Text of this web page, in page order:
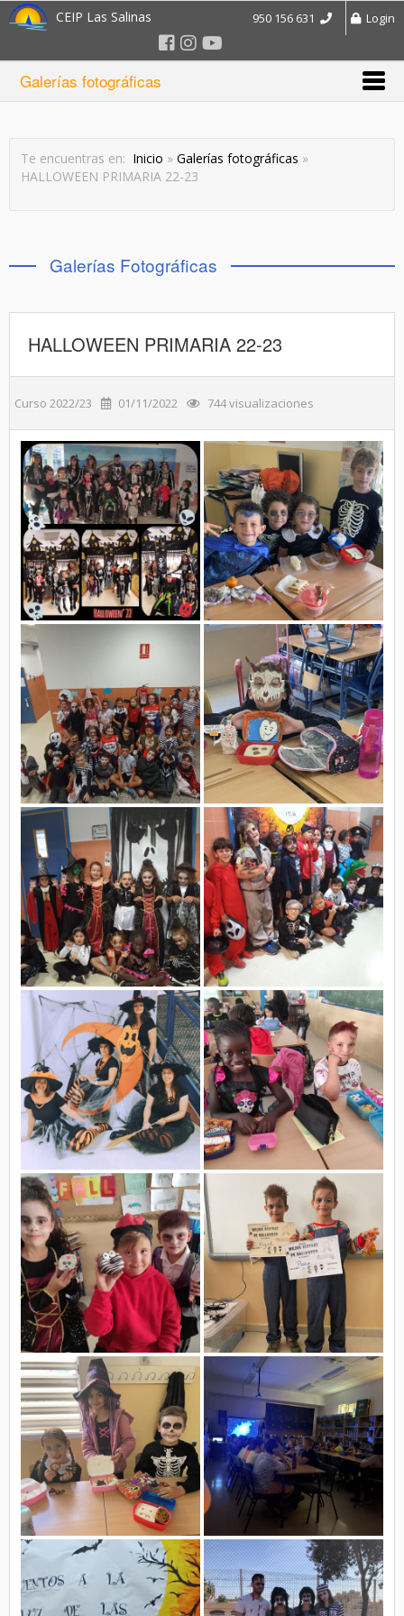
CEIP Las Salinas Login
950 156 631
Galerías fotográficas
Te encuentras en: Inicio » Galerías fotográficas »
HALLOWEEN PRIMARIA 22-23
Galerías Fotográficas
HALLOWEEN PRIMARIA 22-23
Curso 2022/23 01/11/2022 744 visualizaciones